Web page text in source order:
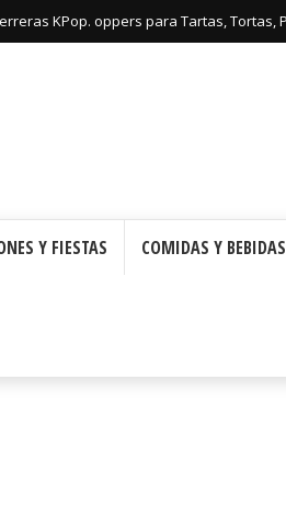
de Corona para Imprimir Gratis.
Y FIESTAS COMIDAS Y BEBIDAS